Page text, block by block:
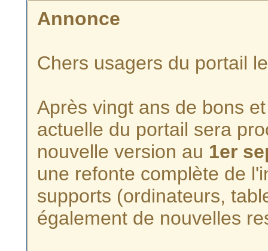
Annonce
Chers usagers du portail
Après vingt ans de bons
actuelle du portail sera
nouvelle version au 1er
une refonte complète de
supports (ordinateurs,
également de nouvelles